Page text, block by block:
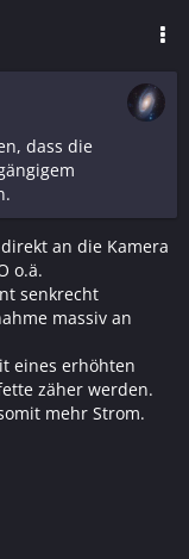
dass die
an die Kamera
o.ä.
senkrecht
massiv an
eines erhöhten
zäher werden.
mehr Strom.